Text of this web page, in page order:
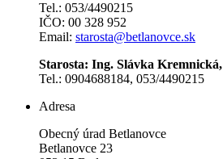
Tel.: 053/4490215
IČO: 00 328 952
Email: starosta@betlanovce.sk
Starosta: Ing. Slávka Kremnická,
Tel.: 0904688184, 053/4490215
Adresa
Obecný úrad Betlanovce
Betlanovce 23